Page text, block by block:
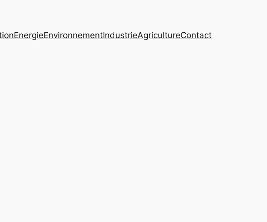
EnergieEnvironnementIndustrieAgricultureContact